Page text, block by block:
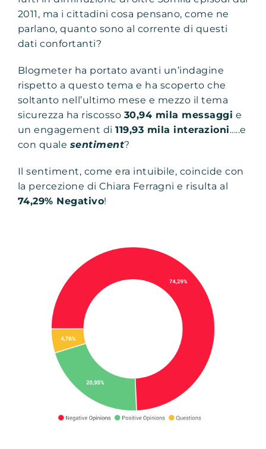
2011, ma i cittadini cosa pensano, come ne
parlano, quanto sono al corrente di questi
dati confortanti?
Blogmeter ha portato avanti un’indagine
rispetto a questo tema e ha scoperto che
soltanto nell’ultimo mese e mezzo il tema
sicurezza ha riscosso 30,94 mila messaggi e
un engagement di119,93 mila interazioni…..e
con quale sentiment?
Il sentiment, come era intuibile, coincide con
la percezione di Chiara Ferragni e risulta al
74,29% Negativo!